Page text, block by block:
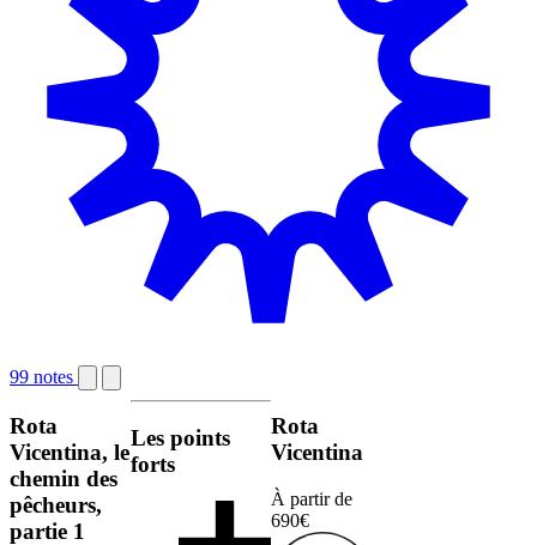
99 notes
Rota
Vicentina, le
chemin des
pêcheurs,
partie 1
Les points
forts
Rota
Vicentina
À partir de
690€